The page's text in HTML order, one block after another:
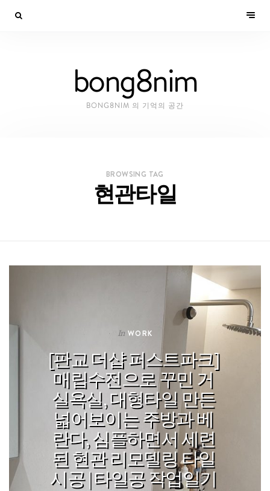
bong8nim
BONG8NIM 의 기억의 공간
BROWSING TAG
현관타일
In WORK
[판교 더샵 퍼스트파크]
매립수전으로 꾸민 거
실욕실, 대형타일 만든
넓어보이는 주방과 베
란다, 심플하면서 세련
된 현관 리모델링 타일
시공 | 타일공 작업일기